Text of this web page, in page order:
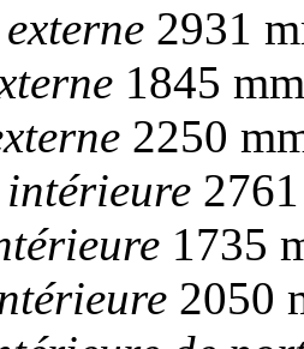
2931
1845 mm
2250
1735
2050